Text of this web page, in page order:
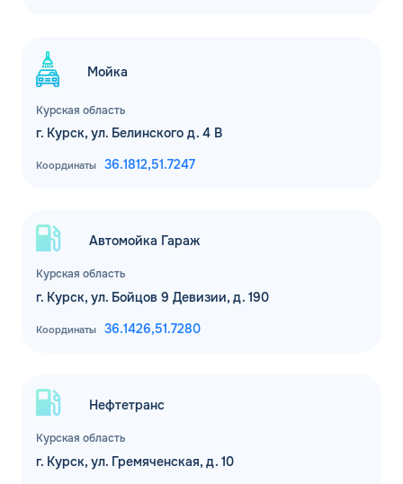
Курская область
Мойка
г. Курск, ул. Белинского д. 4 В
Координаты 36.1812,51.7247
Курская область
Автомойка Гараж
г. Курск, ул. Бойцов 9 Девизии, д. 190
Координаты 36.1426,51.7280
Курская область
Нефтетранс
г. Курск, ул. Гремяченская, д. 10